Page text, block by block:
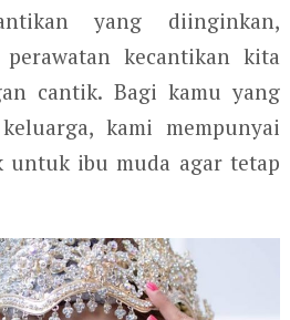
yang diinginkan,
kecantikan kita
cantik. Bagi kamu yang
kami mempunyai
untuk ibu muda agar tetap